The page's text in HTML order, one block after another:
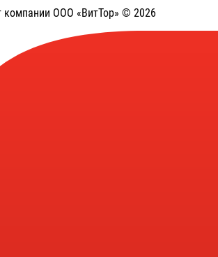
компании ООО «ВитТор» © 2026